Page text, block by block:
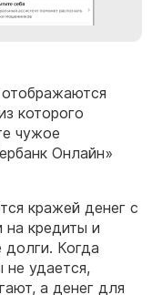
которого
чужое
Онлайн»
кражей денег с
на кредиты и
Когда
не удается,
а денег для